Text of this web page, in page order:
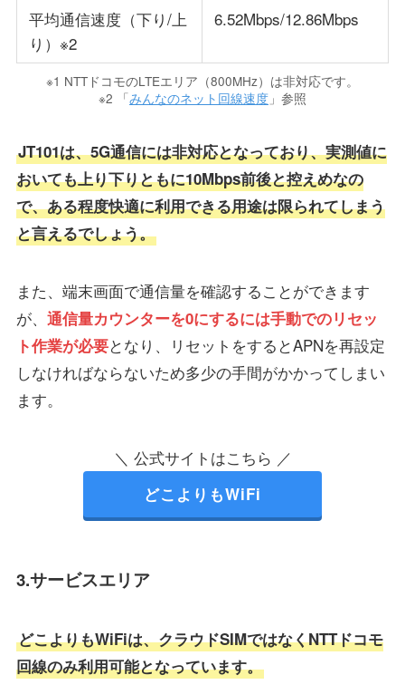
平均通信速度（下り/上
り）※2
6.52Mbps/12.86Mbps
※1 NTTドコモのLTEエリア（800MHz）は非対応です。
※2 「みんなのネット回線速度 」参照
JT101は、5G通信には非対応となっており、実測値に
おいても上り下りともに10Mbps前後と控えめなの
で、ある程度快適に利用できる用途は限られてしまう
と言えるでしょう。
また、端末画面で通信量を確認することができます
が、 通信量カウンターを0にするには手動でのリセッ
ト作業が必要となり、リセットをするとAPNを再設定
しなければならないため多少の手間がかかってしまい
ます。
＼ 公式サイトはこちら ／
どこよりもWiFi
3.サービスエリア
どこよりもWiFiは、クラウドSIMではなくNTTドコモ
回線のみ利用可能となっています。